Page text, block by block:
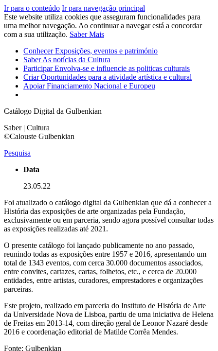
Ir para o conteúdo Ir para navegação principal
Este website utiliza cookies que asseguram funcionalidades para
uma melhor navegação. Ao continuar a navegar está a concordar
com a sua utilização. Saber Mais
ConhecerExposições, eventos e património
SaberAs notícias da Cultura
ParticiparEnvolva-se e influencie as politicas culturais
CriarOportunidades para a atividade artística e cultural
ApoiarFinanciamento Nacional e Europeu
Catálogo Digital da Gulbenkian
Saber | Cultura
©Calouste Gulbenkian
Pesquisa
Data
23.05.22
Foi atualizado o catálogo digital da Gulbenkian que dá a conhecer a
História das exposições de arte organizadas pela Fundação,
exclusivamente ou em parceria, sendo agora possível consultar todas
as exposições realizadas até 2021.
O presente catálogo foi lançado publicamente no ano passado,
reunindo todas as exposições entre 1957 e 2016, apresentando um
total de 1343 eventos, com cerca 30.000 documentos associados,
entre convites, cartazes, cartas, folhetos, etc., e cerca de 20.000
entidades, entre artistas, curadores, emprestadores e organizações
parceiras.
Este projeto, realizado em parceria do Instituto de História de Arte
da Universidade Nova de Lisboa, partiu de uma iniciativa de Helena
de Freitas em 2013-14, com direção geral de Leonor Nazaré desde
2016 e coordenação editorial de Matilde Corrêa Mendes.
Fonte: Gulbenkian